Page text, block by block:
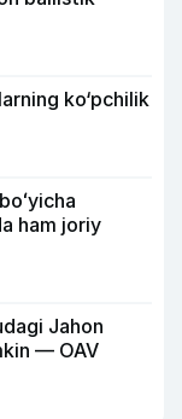
ko‘pchilik
ham joriy
Jahon
— OAV